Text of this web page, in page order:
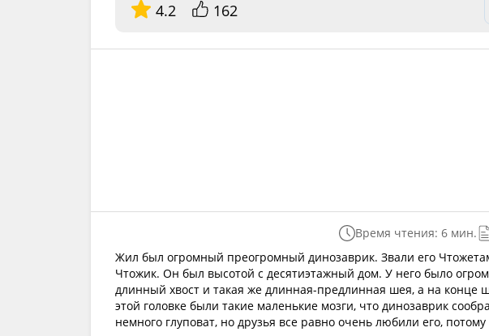
4.2 162
Время чтения: 6 мин.
Жил был огромный преогромный динозаврик. Звали его
Чтожик. Он был высотой с десятиэтажный дом. У него было
длинный хвост и такая же длинная-предлинная шея, а на конце
этой головке были такие маленькие мозги, что динозаврик
немного глуповат, но друзья все равно очень любили его,